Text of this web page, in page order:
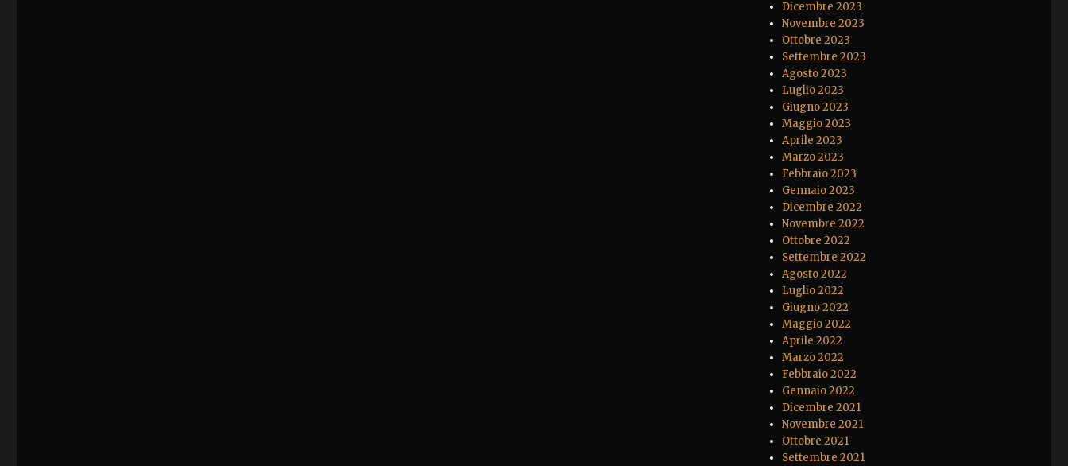
Dicembre 2023
Novembre 2023
Ottobre 2023
Settembre 2023
Agosto 2023
Luglio 2023
Giugno 2023
Maggio 2023
Aprile 2023
Marzo 2023
Febbraio 2023
Gennaio 2023
Dicembre 2022
Novembre 2022
Ottobre 2022
Settembre 2022
Agosto 2022
Luglio 2022
Giugno 2022
Maggio 2022
Aprile 2022
Marzo 2022
Febbraio 2022
Gennaio 2022
Dicembre 2021
Novembre 2021
Ottobre 2021
Settembre 2021